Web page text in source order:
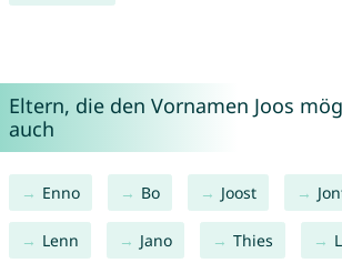
Eltern, die den Vornamen Joos
auch
Enno Bo Joost
Lenn Jano Thies